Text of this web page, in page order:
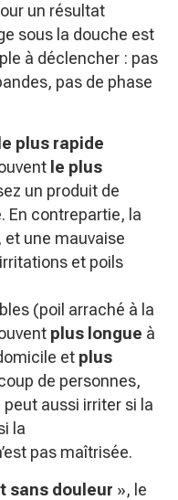
un résultat
sous la douche est
à déclencher : pas
pas de phase
le plus rapide
le plus
un produit de
En contrepartie, la
une mauvaise
et poils
(poil arraché à la
plus longue à
et plus
de personnes,
aussi irriter si la
la
pas maîtrisée.
sans douleur », le